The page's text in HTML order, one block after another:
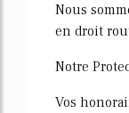
Nous
en droit
Notre
Vos